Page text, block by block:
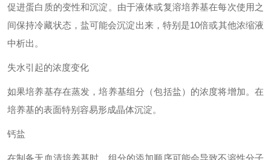
促进蛋白质的变性和沉淀。由于液体或复溶培养基在每次使用之
间保持冷藏状态，盐可能会沉淀出来，特别是10倍或其他浓缩液
中析出。
失水引起的浓度变化
如果培养基存在蒸发，培养基组分（包括盐）的浓度将增加。在
培养基的表面特别容易形成晶体沉淀。
钙盐
在制备无血清培养基时，组分的添加顺序可能会导致不溶性分子